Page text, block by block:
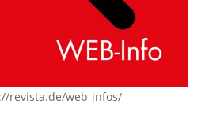
revista.de/web-infos/